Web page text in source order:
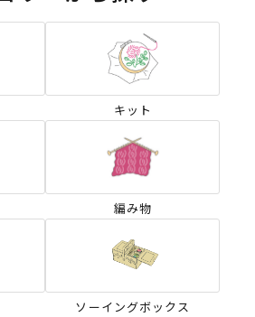
キット
編み物
ソーイングボックス